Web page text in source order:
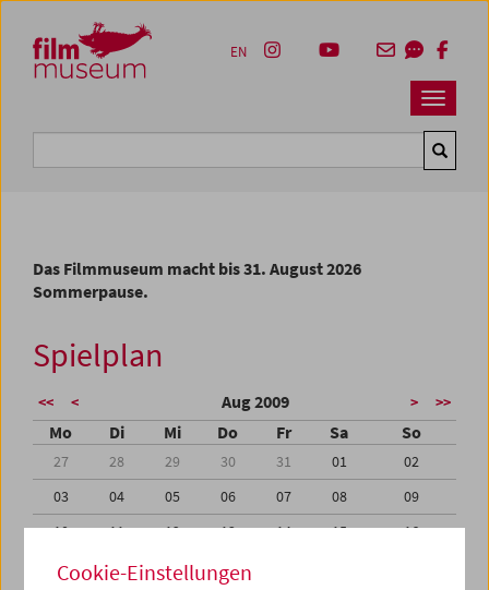
Zum Inhalt
Zum Hauptmenü
Zur Servicenavigation
Zum Suche
Navbar
EN
Das Filmmuseum macht bis 31. August 2026
Sommerpause.
Spielplan
<< < Aug 2009 > >>
Mo Di Mi Do Fr Sa So
27 28 29 30 31 01
02
03
04 05 06 07 08
09
10
11 12 13 14 15
16
17
18 19 20
Cookie-Einstellungen